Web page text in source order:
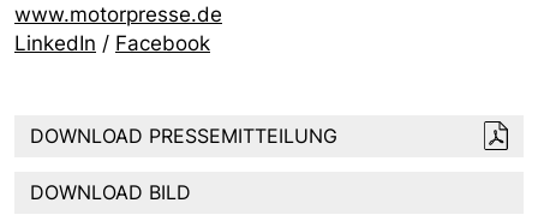
www.motorpresse.de
LinkedIn / Facebook
DOWNLOAD PRESSEMITTEILUNG
DOWNLOAD BILD